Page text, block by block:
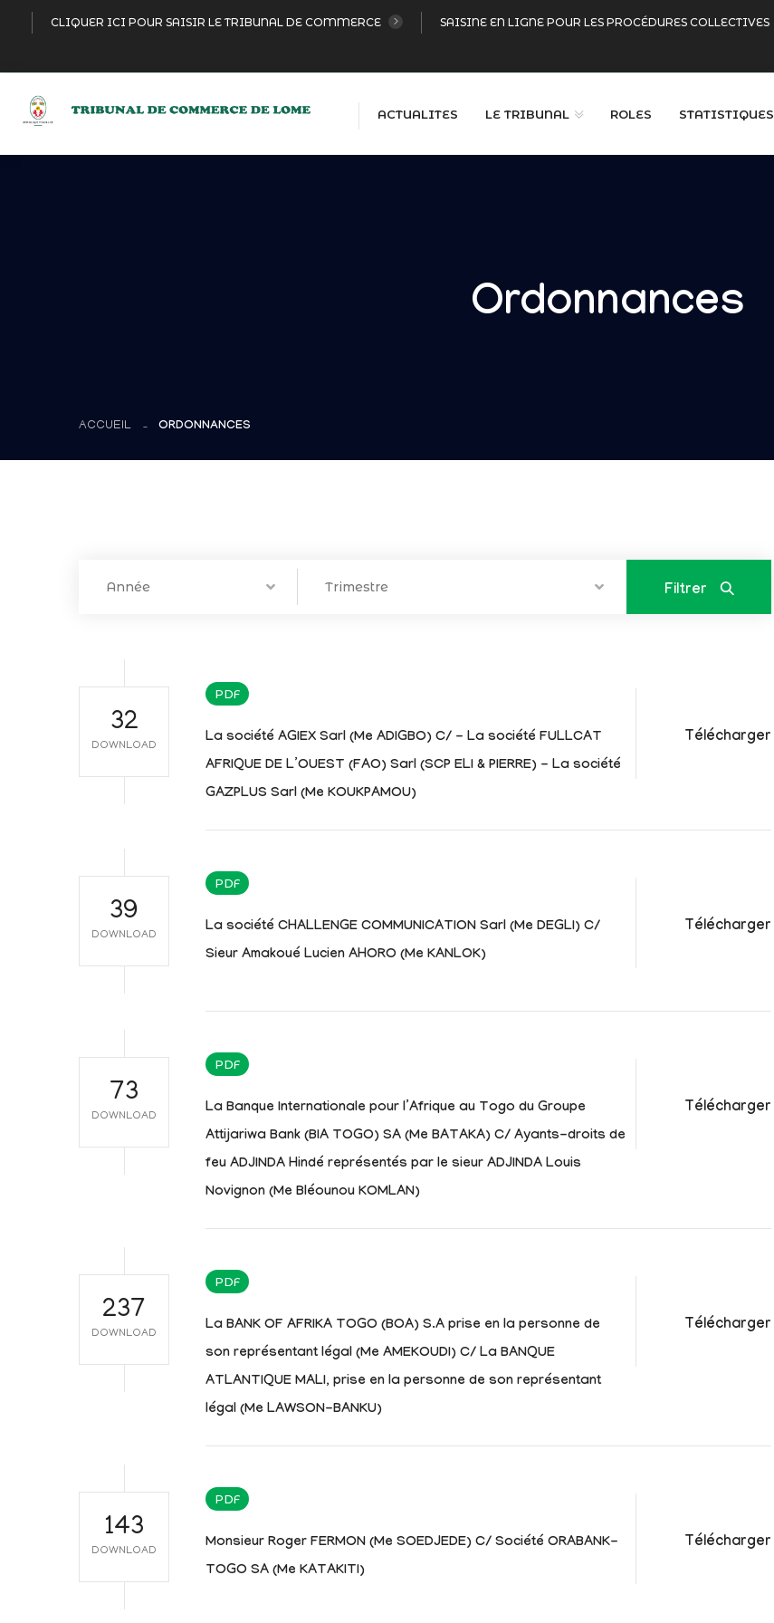
CLIQUER ICI POUR SAISIR LE TRIBUNAL DE COMMERCE SAISINE EN LIGNE POUR LES PROCÉDURES COLLECTIVES
ACTUALITES LE TRIBUNAL ROLES STATISTIQUES
Ordonnances
ACCUEIL ORDONNANCES
Année Trimestre Filtrer
32
DOWNLOAD
PDF
La société AGIEX Sarl (Me ADIGBO) C/ - La société FULLCAT
AFRIQUE DE L’OUEST (FAO) Sarl (SCP ELI & PIERRE) - La société
GAZPLUS Sarl (Me KOUKPAMOU)
Télécharger
39
DOWNLOAD
PDF
La société CHALLENGE COMMUNICATION Sarl (Me DEGLI) C/
Sieur Amakoué Lucien AHORO (Me KANLOK)
Télécharger
73
DOWNLOAD
PDF
La Banque Internationale pour l’Afrique au Togo du Groupe
Attijariwa Bank (BIA TOGO) SA (Me BATAKA) C/ Ayants-droits de
feu ADJINDA Hindé représentés par le sieur ADJINDA Louis
Novignon (Me Bléounou KOMLAN)
Télécharger
237
DOWNLOAD
PDF
La BANK OF AFRIKA TOGO (BOA) S.A prise en la personne de
son représentant légal (Me AMEKOUDI) C/ La BANQUE
ATLANTIQUE MALI, prise en la personne de son représentant
légal (Me LAWSON-BANKU)
Télécharger
143
DOWNLOAD
PDF
Monsieur Roger FERMON (Me SOEDJEDE) C/ Société ORABANK-
TOGO SA (Me KATAKITI)
Télécharger